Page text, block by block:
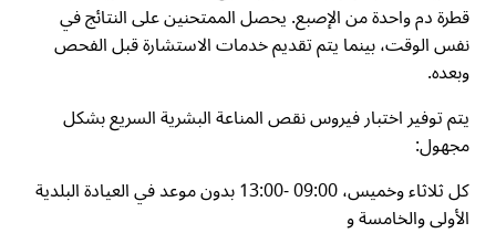
قطرة دم واحدة من الإصبع. يحصل الممتحنين على النتائج في
نفس الوقت، بينما يتم تقديم خدمات الاستشارة قبل الفحص
وبعده.
يتم توفير اختبار فيروس نقص المناعة البشرية السريع بشكل
مجهول:
كل ثلاثاء وخميس، 09:00 -13:00 بدون موعد في العيادة البلدية
الأولى والخامسة و